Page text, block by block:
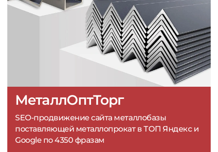
МеталлОптТорг
SEO-продвижение сайта металлобазы
поставляющей металлопрокат в ТОП Яндекс и
Google по 4350 фразам